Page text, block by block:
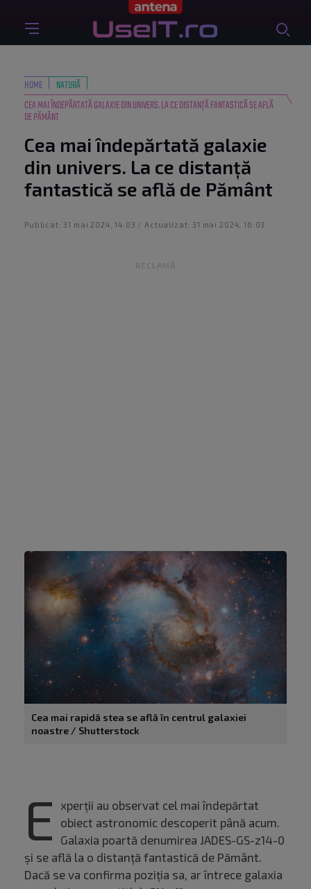
HOME
NATURĂ
CEA MAI ÎNDEPĂRTATĂ GALAXIE DIN UNIVERS. LA CE DISTANȚĂ FANTASTICĂ SE AFLĂ
DE PĂMÂNT
Cea mai îndepărtată galaxie
din univers. La ce distanță
fantastică se află de Pământ
Publicat: 31 mai 2024, 14:03 / Actualizat: 31 mai 2024, 16:03
RECLAMĂ
Cea mai rapidă stea se află în centrul galaxiei
noastre / Shutterstock
E
xperții au observat cel mai îndepărtat
obiect astronomic descoperit până acum.
Galaxia poartă denumirea JADES-GS-z14-0
și se află la o distanță fantastică de Pământ.
Dacă se va confirma poziția sa, ar întrece galaxia